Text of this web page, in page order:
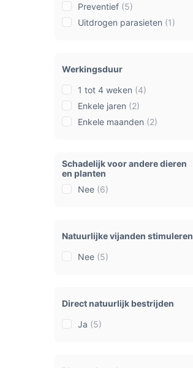
Preventief (5)
Uitdrogen parasieten (1)
Werkingsduur
1 tot 4 weken (4)
Enkele jaren (2)
Enkele maanden (2)
Schadelijk voor andere dieren
en planten
Nee (6)
Natuurlijke vijanden stimuleren
Nee (5)
Direct natuurlijk bestrijden
Ja (5)